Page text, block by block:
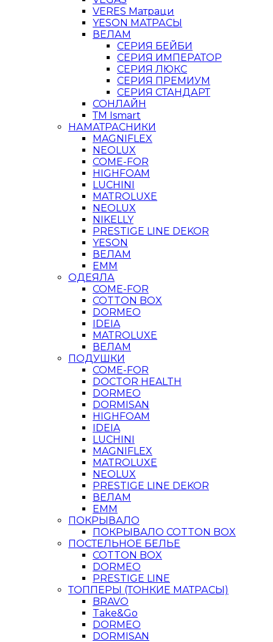
VERES Матраци
YESON МАТРАСЫ
ВЕЛАМ
СЕРИЯ БЕЙБИ
СЕРИЯ ИМПЕРАТОР
СЕРИЯ ЛЮКС
СЕРИЯ ПРЕМИУМ
СЕРИЯ СТАНДАРТ
СОНЛАЙН
ТМ Ismart
НАМАТРАСНИКИ
MAGNIFLEX
NEOLUX
COME-FOR
HIGHFOAM
LUCHINI
MATROLUXE
NEOLUX
NIKELLY
PRESTIGE LINE DEKOR
YESON
ВЕЛАМ
ЕММ
ОДЕЯЛА
COME-FOR
COTTON BOX
DORMEO
IDEIA
MATROLUXE
ВЕЛАМ
ПОДУШКИ
COME-FOR
DOCTOR HEALTH
DORMEO
DORMISAN
HIGHFOAM
IDEIA
LUCHINI
MAGNIFLEX
MATROLUXE
NEOLUX
PRESTIGE LINE DEKOR
ВЕЛАМ
ЕММ
ПОКРЫВАЛО
ПОКРЫВАЛО COTTON BOX
ПОСТЕЛЬНОЕ БЕЛЬЕ
COTTON BOX
DORMEO
PRESTIGE LINE
ТОППЕРЫ (ТОНКИЕ МАТРАСЫ)
BRAVO
Take&Go
DORMEO
DORMISAN